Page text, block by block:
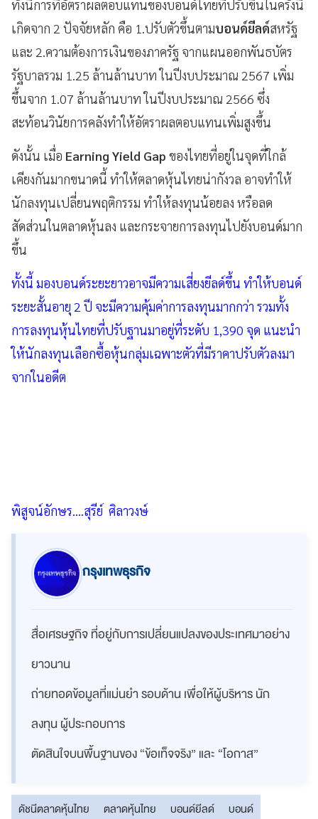
ทั้งนี้การที่อัตราผลตอบแทนของบอนด์ไทยที่ปรับขึ้นในครั้งนี้
เกิดจาก 2 ปัจจัยหลัก คือ 1.ปรับตัวขึ้นตามบอนด์ยีลด์สหรัฐ
และ 2.ความต้องการเงินของภาครัฐ จากแผนออกพันธบัตร
รัฐบาลรวม 1.25 ล้านล้านบาท ในปีงบประมาณ 2567 เพิ่ม
ขึ้นจาก 1.07 ล้านล้านบาท ในปีงบประมาณ 2566 ซึ่ง
สะท้อนวินัยการคลังทำให้อัตราผลตอบแทนเพิ่มสูงขึ้น
ดังนั้น เมื่อ Earning Yield Gap ของไทยที่อยู่ในจุดที่ใกล้
เคียงกันมากขนาดนี้ ทำให้ตลาดหุ้นไทยน่ากังวล อาจทำให้
นักลงทุนเปลี่ยนพฤติกรรม ทำให้ลงทุนน้อยลง หรือลด
สัดส่วนในตลาดหุ้นลง และกระจายการลงทุนไปยังบอนด์มาก
ขึ้น
ทั้งนี้ มองบอนด์ระยะยาวอาจมีความเสี่ยงยีลด์ขึ้น ทำให้บอนด์
ระยะสั้นอายุ 2 ปี จะมีความคุ้มค่าการลงทุนมากกว่า รวมทั้ง
การลงทุนหุ้นไทยที่ปรับฐานมาอยู่ที่ระดับ 1,390 จุด แนะนำ
ให้นักลงทุนเลือกซื้อหุ้นกลุ่มเฉพาะตัวที่มีราคาปรับตัวลงมา
จากในอดีต
พิสูจน์อักษร....สุรีย์ ศิลาวงษ์
กรุงเทพธุรกิจ
สื่อเศรษฐกิจ ที่อยู่กับการเปลี่ยนแปลงของประเทศมาอย่าง
ยาวนาน
ถ่ายทอดข้อมูลที่แม่นยำ รอบด้าน เพื่อให้ผู้บริหาร นัก
ลงทุน ผู้ประกอบการ
ตัดสินใจบนพื้นฐานของ “ข้อเท็จจริง” และ “โอกาส”
ดัชนีตลาดหุ้นไทย ตลาดหุ้นไทย บอนด์ยีลด์
บอนด์